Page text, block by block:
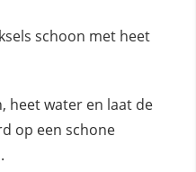
schoon met heet
heet water en laat de
op een schone